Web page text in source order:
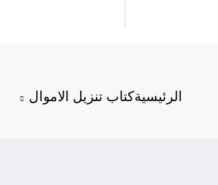
الرئيسيةكتاب تنزيل الاموال